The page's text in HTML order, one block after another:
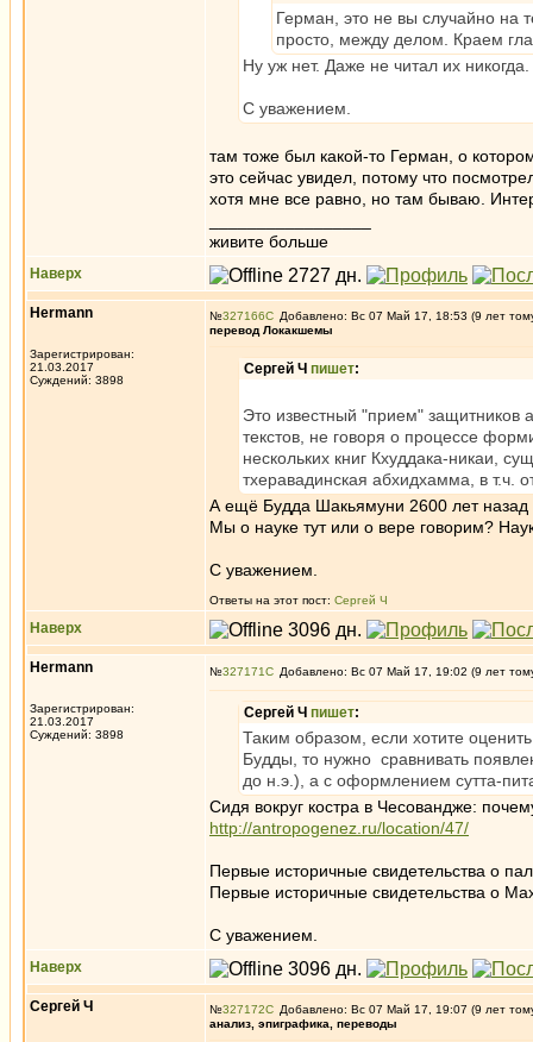
Герман, это не вы случайно
просто, между делом. Краем
Ну уж нет. Даже не читал их никогда.
С уважением.
там тоже был какой-то Герман, о
это сейчас увидел, потому что
хотя мне все равно, но там бываю.
живите больше
Наверх
Hermann
Зарегистрирован:
21.03.2017
Суждений: 3898
№327166
Добавлено: Вс 07 Май 17, 18:53 (9 лет
перевод Локакшемы
Сергей Ч пишет:
Это известный "прием" защитников
текстов, не говоря о процессе
нескольких книг Кхуддака-никаи,
тхеравадинская абхидхамма, в т.ч.
А ещё Будда Шакьямуни 2600 лет назад
Мы о науке тут или о вере говорим?
С уважением.
Ответы на этот пост: Сергей Ч
Наверх
Hermann
Зарегистрирован:
21.03.2017
Суждений: 3898
№327171 Добавлено: Вс 07 Май 17, 19:02 (9 лет
Сергей Ч пишет:
Таким образом, если хотите
Будды, то нужно сравнивать
до н.э.), а с оформлением сутта-
Сидя вокруг костра в Чесовандже:
http://antropogenez.ru/location/47/
Первые историчные свидетельства о
Первые историчные свидетельства о
С уважением.
Наверх
Сергей Ч №327172
Добавлено: Вс 07 Май 17, 19:07 (9 лет
анализ, эпиграфика, переводы